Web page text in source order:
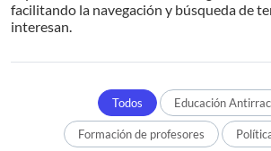
facilitando la navegación y búsqueda de
interesan.
Todos Educación
Formación de profesores